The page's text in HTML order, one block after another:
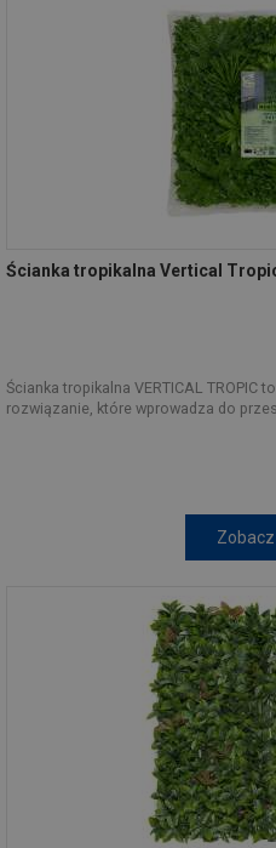
Ścianka tropikalna Vertical
Ścianka tropikalna VERTICAL TROPIC
rozwiązanie, które wprowadza do